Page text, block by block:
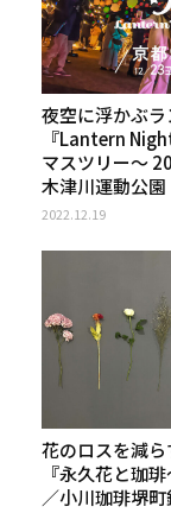
夜空に浮かぶ
『Lantern
マスツリー〜
木津川運動公園
2022.12.19
花のロスを減
『永久花と珈
／小川珈琲堺